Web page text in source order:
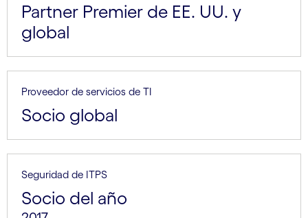
Partner Premier de EE. UU. y
global
Proveedor de servicios de TI
Socio global
Seguridad de ITPS
Socio del año